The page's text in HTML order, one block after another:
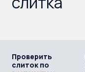
Проверить
слиток по